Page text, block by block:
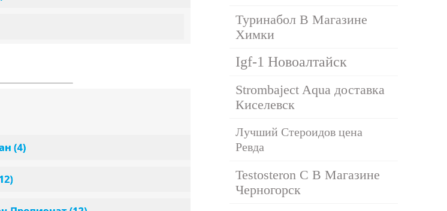
Туринабол В Магазине
Химки
Igf-1 Новоалтайск
Strombaject Aqua доставка
Киселевск
Лучший Стероидов цена
Ревда
Testosteron C В Магазине
Черногорск